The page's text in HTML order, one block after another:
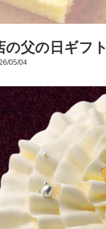
の父の日ギフト
05/04